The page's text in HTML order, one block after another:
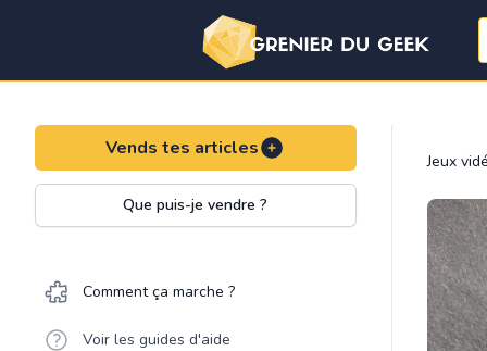
Vends tes articles
Que puis-je vendre ?
Comment ça marche ?
Voir les guides d'aide
Jeux